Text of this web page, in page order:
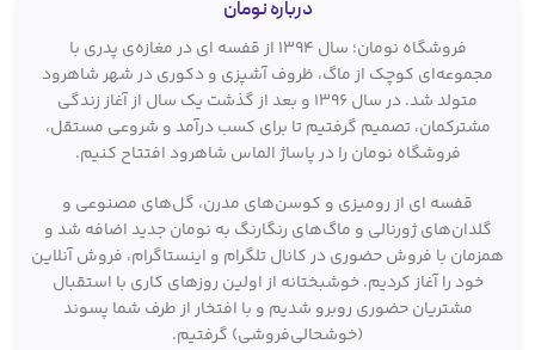
درباره نومان
فروشگاه نومان؛ سال ۱۳۹۴ از قفسه ای در مغازه‌ی پدری با
مجموعه‌ای کوچک از ماگ، ظروف آشپزی و دکوری در شهر شاهرود
متولد شد. در سال ۱۳۹۶ و بعد از گذشت یک سال از آغاز زندگی
مشترکمان، تصمیم گرفتیم تا برای کسب درآمد و شروعی مستقل،
فروشگاه نومان را در پاساژ الماس شاهرود افتتاح کنیم.
قفسه ای از رومیزی و کوسن‌های مدرن، گل‌های مصنوعی و
گلدان‌های ژورنالی و ماگ‌های رنگارنگ به نومان جدید اضافه شد و
همزمان با فروش حضوری در کانال تلگرام و اینستاگرام، فروش آنلاین
خود را آغاز کردیم. خوشبختانه از اولین روزهای کاری با استقبال
مشتریان حضوری روبرو شدیم و با افتخار از طرف شما پسوند
(خوشحالی‌فروشی) گرفتیم.